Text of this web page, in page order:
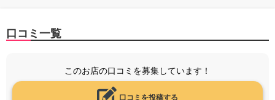
口コミ一覧
このお店の口コミを募集しています！
口コミを投稿する